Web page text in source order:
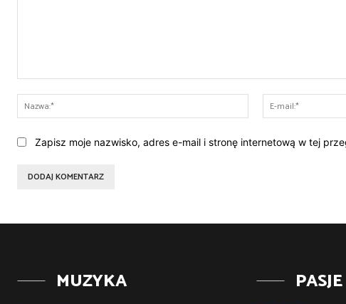
Nazwa:*
Zapisz moje nazwisko, adres e-mail i stronę internetową w tej
MUZYKA PASJE